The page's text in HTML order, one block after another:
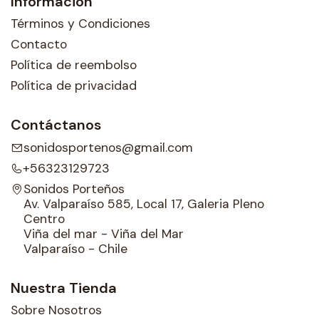
Términos y Condiciones
Contacto
Política de reembolso
Política de privacidad
Contáctanos
sonidosportenos@gmail.com
+56323129723
Sonidos Porteños
Av. Valparaíso 585, Local 17, Galeria Pleno
Centro
Viña del mar - Viña del Mar
Valparaíso - Chile
Nuestra Tienda
Sobre Nosotros